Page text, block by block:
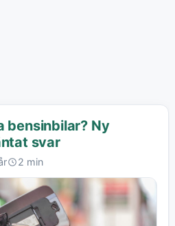
bensinbilar? Ny
svar
2 min